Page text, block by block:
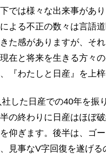
では様々な出来事があ
よる不正の数々は言語
た感がありますが、そ
在と将来を生きる方々
『わたしと日産』を上梓
した日産での40年を振
の終わりに日産はほぼ
仰ぎます。後半は、ゴ
見事なV字回復を遂げる